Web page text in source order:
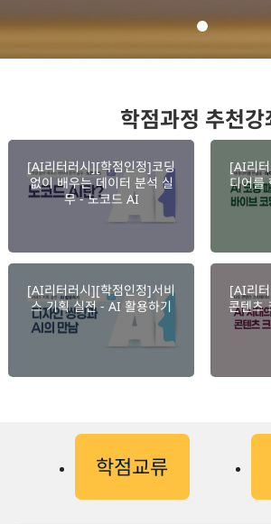
학점과정 추천강
[AI리터러시][학점인정]코딩
없이 배우는 데이터 분석 실
무 - 노코드 AI
[AI리
디어를
[AI리터러시][학점인정]서비
스 기획 실전 - AI 활용하기
[AI리
콘텐츠
학점교류